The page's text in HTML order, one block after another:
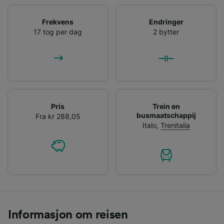
Frekvens
17 tog per dag
Endringer
2 bytter
Pris
Fra kr 288,05
Trein en
busmaatschappij
Italo, Trenitalia
Informasjon om reisen